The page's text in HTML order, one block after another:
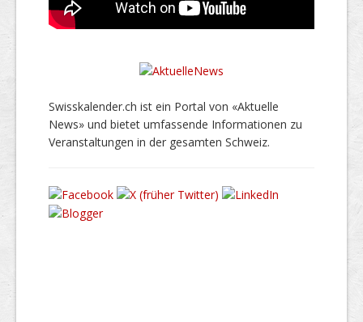
Swisskalender.ch ist ein Portal von «Aktuelle
News» und bietet umfassende Informationen zu
Veranstaltungen in der gesamten Schweiz.